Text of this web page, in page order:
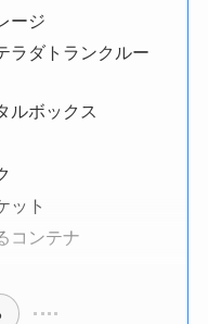
ージ
ラダトランクルー
ルボックス
ット
コンテナ